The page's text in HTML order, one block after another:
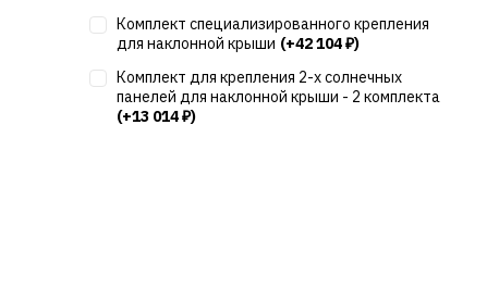
Комплект специализированного крепления
для наклонной крыши (+42 104 ₽)
Комплект для крепления 2-х солнечных
панелей для наклонной крыши - 2 комплекта
(+13 014 ₽)